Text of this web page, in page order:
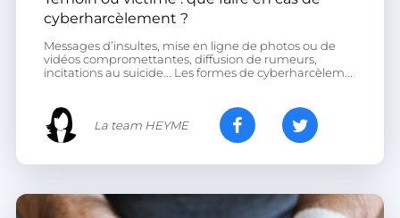
cyberharcèlement ?
Messages d’insultes, mise en ligne de photos ou de
vidéos compromettantes, diffusion de rumeurs,
incitations au suicide... Les formes de cyberharcèlem...
La team HEYME
heyme_session
PERSISTID
worldpass.heyme.care